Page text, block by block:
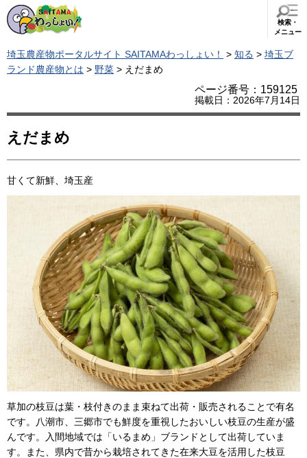
検索・
メニュー
埼玉農産物ポータルサイト SAITAMAわっしょい！ > 知る > 埼玉ブ
ランド農産物とは > 野菜 > えだまめ
ページ番号：159125
掲載日：2026年7月14日
えだまめ
甘くて新鮮、埼玉産
草加の枝豆は葉・枝付きのまま束ねて出荷・販売されることで有名
です。八潮市、三郷市でも鮮度を重視したおいしい枝豆の生産が盛
んです。入間地域では「いるまめ」ブランドとして出荷していま
す。また、県内で昔から栽培されてきた在来大豆を活用した枝豆